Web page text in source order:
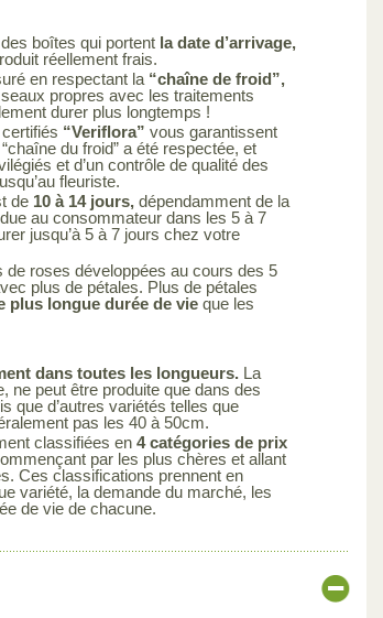
boîtes qui portent la date d’arrivage,
réellement frais.
en respectant la “chaîne de froid”,
propres avec les traitements
durer plus longtemps !
“Veriflora” vous garantissent
du froid” a été respectée, et
et d’un contrôle de qualité des
fleuriste.
de 10 à 14 jours, dépendamment de la
au consommateur dans les 5 à 7
jusqu’à 5 à 7 jours chez votre
roses développées au cours des 5
plus de pétales. Plus de pétales
plus longue durée de vie que les
dans toutes les longueurs. La
ne peut être produite que dans des
que d’autres variétés telles que
pas les 40 à 50cm.
classifiées en4 catégories de prix
par les plus chères et allant
Ces classifications prennent en
variété, la demande du marché, les
de vie de chacune.